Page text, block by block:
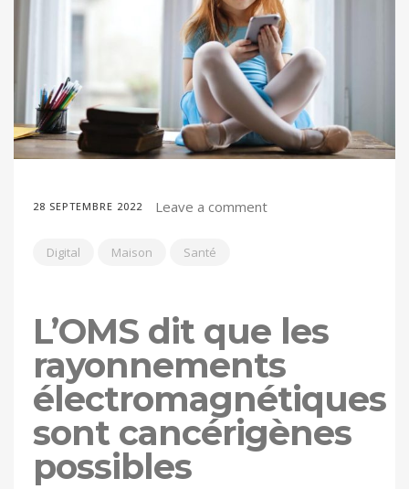
28 SEPTEMBRE 2022 Leave a comment
Digital Maison Santé
L’OMS dit que les
rayonnements
électromagnétiques
sont cancérigènes
possibles